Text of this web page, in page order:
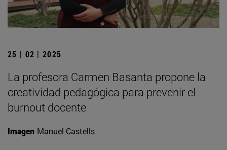
25 | 02 | 2025
La profesora Carmen Basanta propone la
creatividad pedagógica para prevenir el
burnout docente
Imagen Manuel Castells